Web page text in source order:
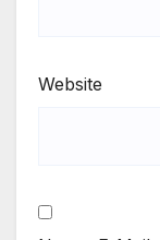
Website